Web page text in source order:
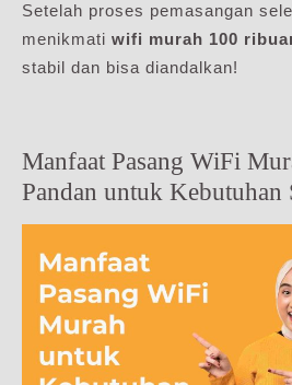
Setelah proses pemasangan
menikmati wifi murah 100
stabil dan bisa diandalkan!
Manfaat Pasang WiFi
Pandan untuk Kebutuhan